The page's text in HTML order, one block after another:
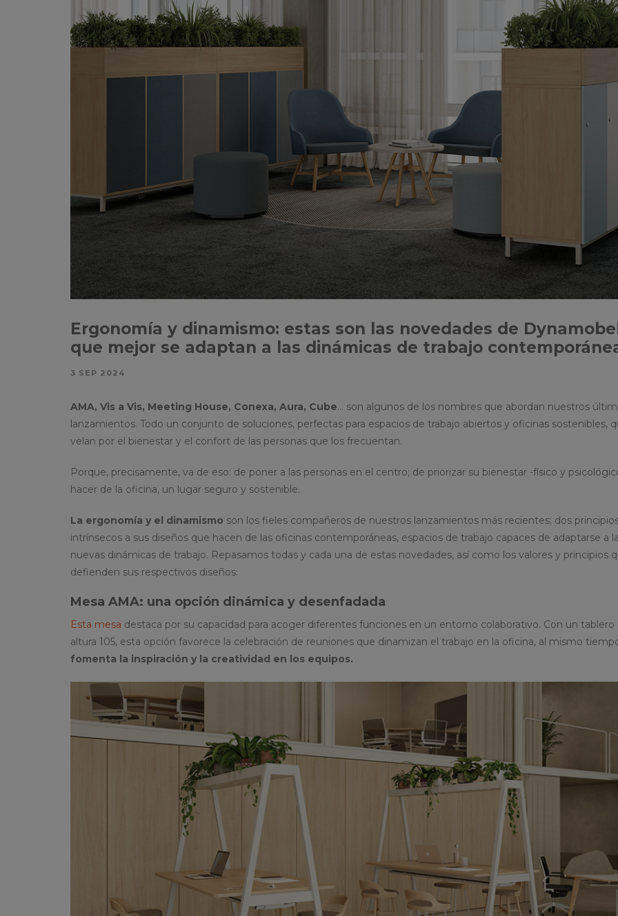
Ergonomía y dinamismo: estas son las novedades de
que mejor se adaptan a las dinámicas de trabajo
3 SEP 2024
AMA, Vis a Vis, Meeting House, Conexa, Aura, Cube… son algunos de los nombres que abordan nuestros
lanzamientos. Todo un conjunto de soluciones, perfectas para espacios de trabajo abiertos y oficinas sostenibles,
velan por el bienestar y el confort de las personas que los frecuentan.
Porque, precisamente, va de eso: de poner a las personas en el centro; de priorizar su bienestar -físico y
hacer de la oficina, un lugar seguro y sostenible.
La ergonomía y el dinamismo son los fieles compañeros de nuestros lanzamientos más recientes; dos
intrínsecos a sus diseños que hacen de las oficinas contemporáneas, espacios de trabajo capaces de adaptarse a
nuevas dinámicas de trabajo. Repasamos todas y cada una de estas novedades, así como los valores y principios
defienden sus respectivos diseños:
Mesa AMA: una opción dinámica y desenfadada
Esta mesa destaca por su capacidad para acoger diferentes funciones en un entorno colaborativo. Con un tablero
altura 105, esta opción favorece la celebración de reuniones que dinamizan el trabajo en la oficina, al mismo
fomenta la inspiración y la creatividad en los equipos.